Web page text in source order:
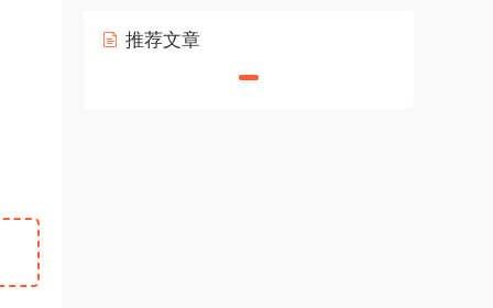
推荐文章